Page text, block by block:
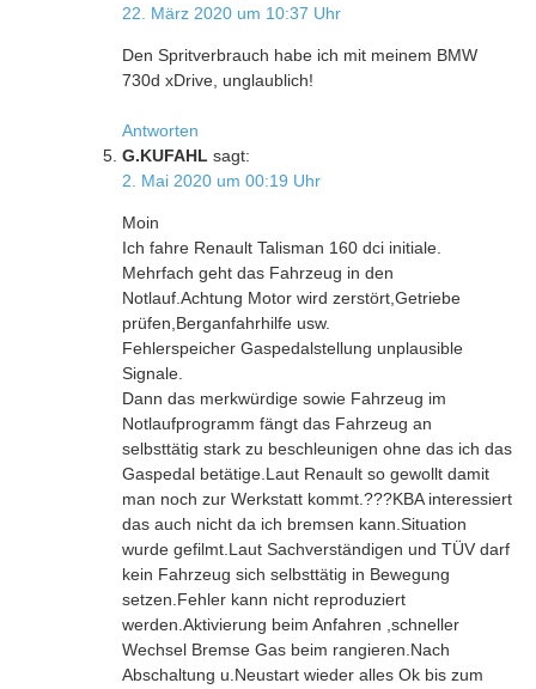
22. März 2020 um 10:37 Uhr
Den Spritverbrauch habe ich mit meinem BMW
730d xDrive, unglaublich!
Antworten
G.KUFAHL sagt:
2. Mai 2020 um 00:19 Uhr
Moin
Ich fahre Renault Talisman 160 dci initiale.
Mehrfach geht das Fahrzeug in den
Notlauf.Achtung Motor wird zerstört,Getriebe
prüfen,Berganfahrhilfe usw.
Fehlerspeicher Gaspedalstellung unplausible
Signale.
Dann das merkwürdige sowie Fahrzeug im
Notlaufprogramm fängt das Fahrzeug an
selbsttätig stark zu beschleunigen ohne das ich das
Gaspedal betätige.Laut Renault so gewollt damit
man noch zur Werkstatt kommt.???KBA interessiert
das auch nicht da ich bremsen kann.Situation
wurde gefilmt.Laut Sachverständigen und TÜV darf
kein Fahrzeug sich selbsttätig in Bewegung
setzen.Fehler kann nicht reproduziert
werden.Aktivierung beim Anfahren ,schneller
Wechsel Bremse Gas beim rangieren.Nach
Abschaltung u.Neustart wieder alles Ok bis zum